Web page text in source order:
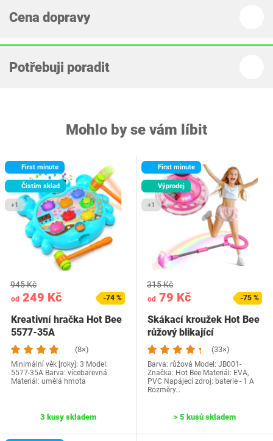
Cena dopravy
Potřebuji poradit
Mohlo by se vám líbit
First minute
Čistím sklad
+1
od 249 Kč
945 Kč
-74 %
Kreativní hračka Hot Bee
5577-35A
(8×)
Minimální věk [roky]: 3 Model:
‎5577-35A Barva: vícebarevná
Materiál: umělá hmota
3 kusy skladem
First minute
Výprodej
+1
od 79 Kč
315 Kč
-75 %
Skákací kroužek Hot Bee
růžový blikající
(33×)
Barva: růžová Model: JB001-
Značka: Hot Bee Materiál: EVA,
PVC Napájecí zdroj: baterie - 1 A
Rozměry…
> 5 kusů skladem